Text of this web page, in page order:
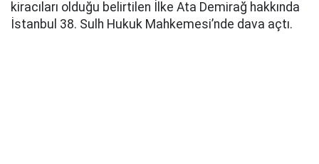
kiracıları olduğu belirtilen İlke Ata Demirağ hakkında
İstanbul 38. Sulh Hukuk Mahkemesi’nde dava açtı.